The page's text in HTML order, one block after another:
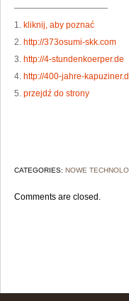
———————————
1. kliknij, aby poznać
2. http://373osumi-skk.com
3. http://4-stundenkoerper.de
4. http://400-jahre-
5. przejdź do strony
CATEGORIES: NOWE
Comments are closed.